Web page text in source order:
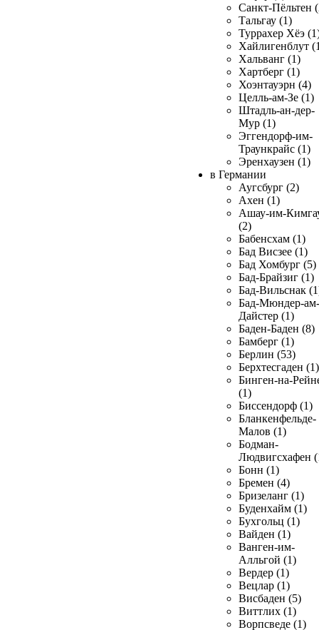
Санкт-Пёльтен
Тальгау (1)
Туррахер Хёэ
Хайлигенблут
Хальванг (1)
Хартберг (1)
Хоэнтауэрн (4)
Целль-ам-Зе (1)
Штадль-ан-дер-
Мур (1)
Эггендорф-им-
Траункрайс (1)
Эренхаузен (1)
в Германии
Аугсбург (2)
Ахен (1)
Ашау-им-
(2)
Бабенсхам (1)
Бад Висзее (1)
Бад Хомбург (5)
Бад-Брайзиг (1)
Бад-Вильснак
Бад-Мюндер-ам-
Дайстер (1)
Баден-Баден (8)
Бамберг (1)
Берлин (53)
Берхтесгаден (1)
Бинген-на-
(1)
Биссендорф (1)
Бланкенфельде-
Малов (1)
Бодман-
Людвигсхафен
Бонн (1)
Бремен (4)
Бризеланг (1)
Буденхайм (1)
Бухгольц (1)
Вайден (1)
Ванген-им-
Алльгой (1)
Вердер (1)
Вецлар (1)
Висбаден (5)
Виттлих (1)
Ворпсведе (1)